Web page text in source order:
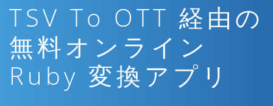
TSV To OTT 経由の
無料オンライン
Ruby 変換アプリ